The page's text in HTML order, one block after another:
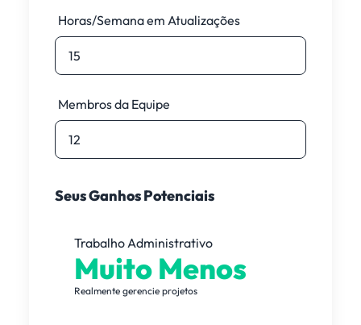
Horas/Semana em Atualizações
Membros da Equipe
Seus Ganhos Potenciais
Trabalho Administrativo
Muito Menos
Realmente gerencie projetos